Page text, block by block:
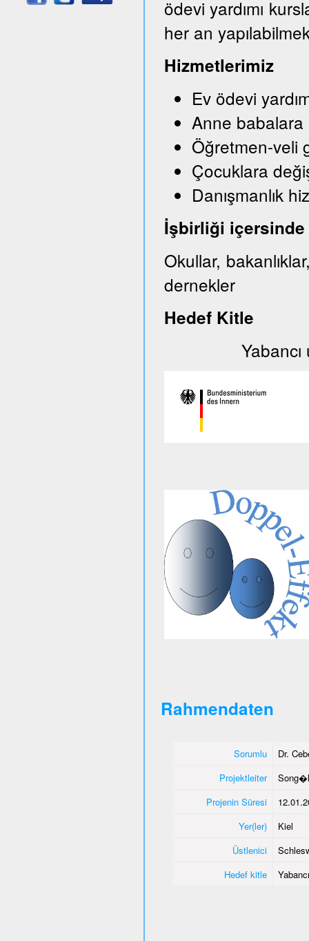
ödevi yardımı
her an
Hizmetlerimiz
Ev ödevi
Anne babalara
Öğretmen-veli
Çocuklara
Danışmanlık
İşbirliği
Okullar,
dernekler
Hedef Kitle
Yabancı
Rahmendaten
Sorumlu
Dr.
Projektleiter
Projenin Süresi
Yer(ler)
Kiel
Üstlenici
Hedef kitle